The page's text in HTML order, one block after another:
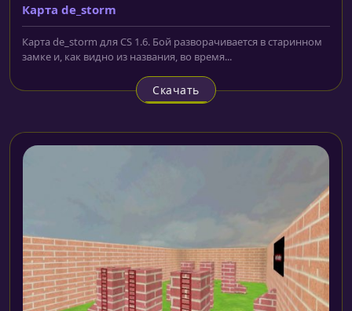
Карта de_storm
Карта de_storm для CS 1.6. Бой разворачивается в старинном
замке и, как видно из названия, во время...
Скачать